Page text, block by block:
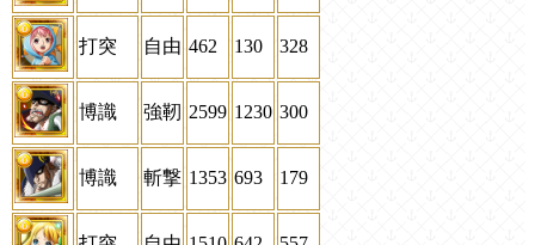
打突 自由 462 130 328
博識 強靭 2599 1230 300
博識 斬撃 1353 693 179